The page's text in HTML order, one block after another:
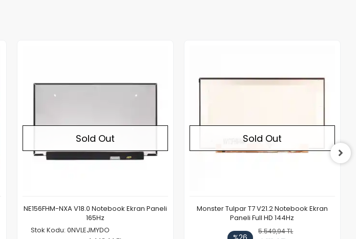
Sold Out
NE156FHM-NXA V18.0 Notebook Ekran Paneli
165Hz
Stok Kodu: 0NVLEJMYDO
Sold Out
Monster Tulpar T7 V21.2 Notebook Ekran
Paneli Full HD 144Hz
5.549,94 TL